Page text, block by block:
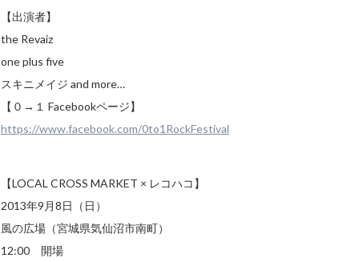
【出演者】
the Revaiz
one plus five
スキニメイジ and more…
【０→１ Facebookページ】
https://www.facebook.com/0to1RockFestival
【LOCAL CROSS MARKET × レコハコ】
2013年9月8日（日）
風の広場（宮城県気仙沼市南町）
12:00 開場